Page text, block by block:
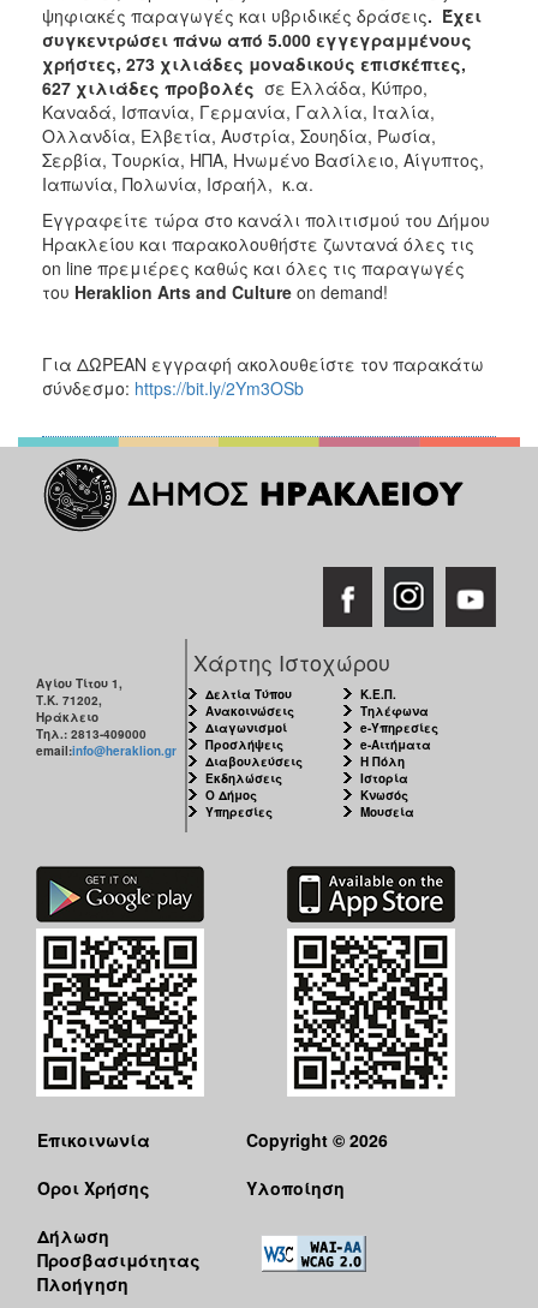
ψηφιακές παραγωγές και υβριδικές δράσεις. Έχει
συγκεντρώσει πάνω από 5.000 εγγεγραμμένους
χρήστες, 273 χιλιάδες μοναδικούς επισκέπτες,
627 χιλιάδες προβολές σε Ελλάδα, Κύπρο,
Καναδά, Ισπανία, Γερμανία, Γαλλία, Ιταλία,
Ολλανδία, Ελβετία, Αυστρία, Σουηδία, Ρωσία,
Σερβία, Τουρκία, ΗΠΑ, Ηνωμένο Βασίλειο, Αίγυπτος,
Ιαπωνία, Πολωνία, Ισραήλ, κ.α.
Εγγραφείτε τώρα στο κανάλι πολιτισμού του Δήμου
Ηρακλείου και παρακολουθήστε ζωντανά όλες τις
on line πρεμιέρες καθώς και όλες τις παραγωγές
του Heraklion Arts and Culture on demand!
Για ΔΩΡΕΑΝ εγγραφή ακολουθείστε τον παρακάτω
σύνδεσμο: https://bit.ly/2Ym3OSb
Αγίου Τίτου 1,
Τ.Κ. 71202,
Ηράκλειο
Τηλ.: 2813-409000
email:info@heraklion.gr
Χάρτης Ιστοχώρου
Δελτία Τύπου
Ανακοινώσεις
Διαγωνισμοί
Προσλήψεις
Διαβουλεύσεις
Εκδηλώσεις
Ο Δήμος
Υπηρεσίες
Κ.Ε.Π.
Τηλέφωνα
e-Υπηρεσίες
e-Αιτήματα
Η Πόλη
Ιστορία
Κνωσός
Μουσεία
Επικοινωνία
Όροι Χρήσης
Δήλωση
Προσβασιμότητας
Πλοήγηση
Copyright © 2026
Υλοποίηση